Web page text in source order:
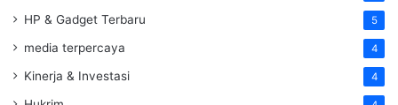
HP & Gadget Terbaru 5
media terpercaya 4
Kinerja & Investasi 4